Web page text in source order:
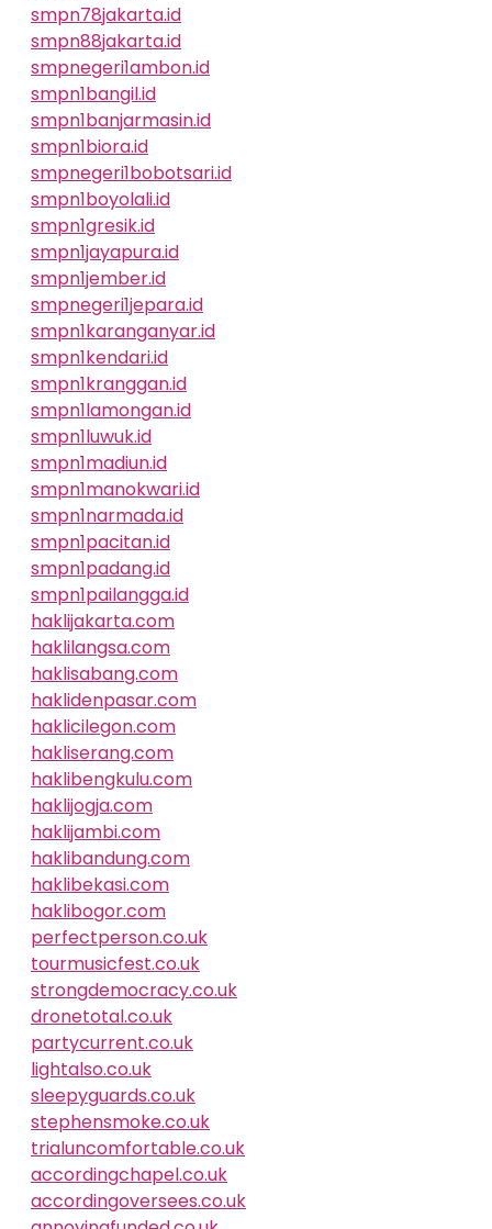
smpn78jakarta.id
smpn88jakarta.id
smpnegeri1ambon.id
smpn1bangil.id
smpn1banjarmasin.id
smpn1biora.id
smpnegeri1bobotsari.id
smpn1boyolali.id
smpn1gresik.id
smpn1jayapura.id
smpn1jember.id
smpnegeri1jepara.id
smpn1karanganyar.id
smpn1kendari.id
smpn1kranggan.id
smpn1lamongan.id
smpn1luwuk.id
smpn1madiun.id
smpn1manokwari.id
smpn1narmada.id
smpn1pacitan.id
smpn1padang.id
smpn1pailangga.id
haklijakarta.com
haklilangsa.com
haklisabang.com
haklidenpasar.com
haklicilegon.com
hakliserang.com
haklibengkulu.com
haklijogja.com
haklijambi.com
haklibandung.com
haklibekasi.com
haklibogor.com
perfectperson.co.uk
tourmusicfest.co.uk
strongdemocracy.co.uk
dronetotal.co.uk
partycurrent.co.uk
lightalso.co.uk
sleepyguards.co.uk
stephensmoke.co.uk
trialuncomfortable.co.uk
accordingchapel.co.uk
accordingoversees.co.uk